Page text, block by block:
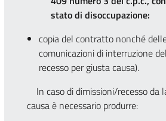
stato di disoccupazione:
copia del contratto nonché
comunicazioni di interruzione
recesso per giusta causa).
In caso di dimissioni/recesso da
causa è necessario produrre: